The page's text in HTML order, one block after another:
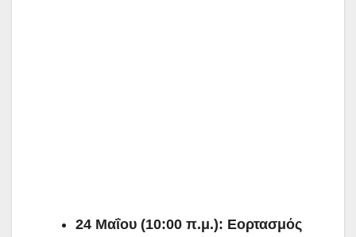
24 Μαΐου (10:00 π.μ.): Εορτασμός